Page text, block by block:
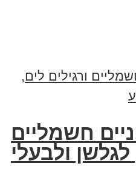
חשמליים
לגלשן ולבעלי